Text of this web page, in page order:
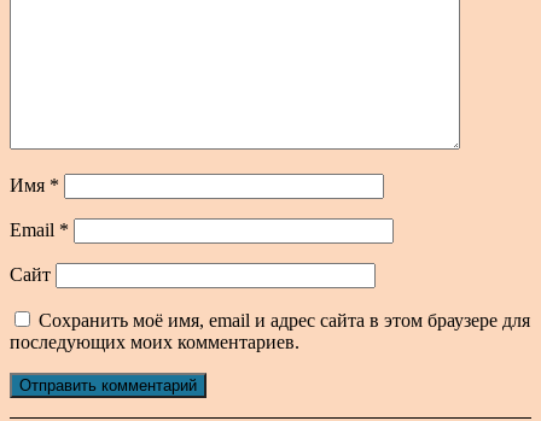
Имя *
Email *
Сайт
Сохранить моё имя, email и адрес сайта в этом браузере для
последующих моих комментариев.